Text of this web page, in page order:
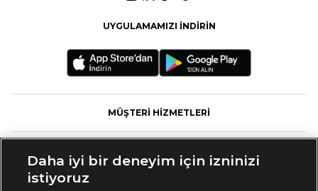
UYGULAMAMIZI İNDİRİN
MÜŞTERİ HİZMETLERİ
Daha iyi bir deneyim için izninizi
istiyoruz